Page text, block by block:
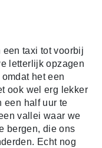
een taxi tot voorbij
letterlijk opzagen
het een
ook wel erg lekker
een half uur te
vallei waar we
bergen, die ons
Echt nog